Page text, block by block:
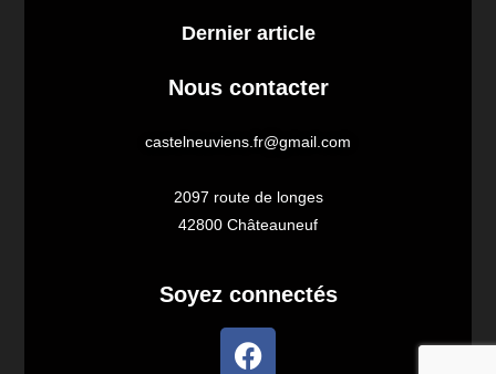
Dernier article
Nous contacter
castelneuviens.fr@gmail.com
2097 route de longes
42800 Châteauneuf
Soyez connectés